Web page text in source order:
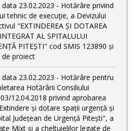
23.02.2023 - Hotărâre privind
tehnic de execuţie, a Devizului
"EXTINDEREA ȘI DOTAREA
AL SPITALULUI
PITEȘTI" cod SMIS 123890 și
de proiect
23.02.2023 - Hotărâre pentru
Hotărârii Consiliului
12.04.2018 privind aprobarea
și dotare spații urgență și
Județean de Urgență Pitești", a
Mixt și a cheltuielilor legate de